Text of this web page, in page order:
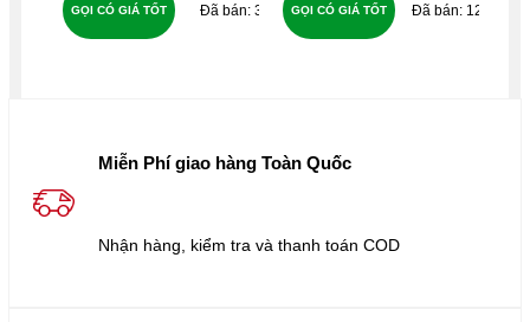
35
GỌI CÓ GIÁ TỐT 127
GỌI CÓ GIÁ TỐT
Miễn Phí giao hàng Toàn Quốc
Nhận hàng, kiểm tra và thanh toán COD